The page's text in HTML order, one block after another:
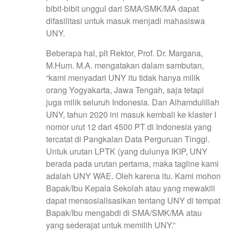
bibit-bibit unggul dari SMA/SMK/MA dapat
difasilitasi untuk masuk menjadi mahasiswa
UNY.
Beberapa hal, plt Rektor, Prof. Dr. Margana,
M.Hum. M.A. mengatakan dalam sambutan,
“kami menyadari UNY itu tidak hanya milik
orang Yogyakarta, Jawa Tengah, saja tetapi
juga milik seluruh Indonesia. Dan Alhamdulillah
UNY, tahun 2020 ini masuk kembali ke klaster I
nomor urut 12 dari 4500 PT di Indonesia yang
tercatat di Pangkalan Data Perguruan Tinggi.
Untuk urutan LPTK (yang dulunya IKIP, UNY
berada pada urutan pertama, maka tagline kami
adalah UNY WAE. Oleh karena itu. Kami mohon
Bapak/Ibu Kepala Sekolah atau yang mewakili
dapat mensosialisasikan tentang UNY di tempat
Bapak/Ibu mengabdi di SMA/SMK/MA atau
yang sederajat untuk memilih UNY.”